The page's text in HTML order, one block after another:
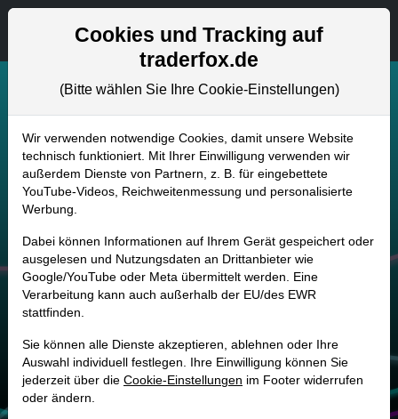
Aktien- und Artikelsuche
Übersicht über
unsere
Börsensoftware-
Applikationen
So kannst Du unsere Trading-Plattform einsetzen,
um erfolgreich an den Märkten zu handeln! Unsere
Cookies und Tracking auf
traderfox.de
(Bitte wählen Sie Ihre Cookie-Einstellungen)
Wir verwenden notwendige Cookies, damit unsere Website
technisch funktioniert. Mit Ihrer Einwilligung verwenden wir
außerdem Dienste von Partnern, z. B. für eingebettete
YouTube-Videos, Reichweitenmessung und personalisierte
Werbung.
Dabei können Informationen auf Ihrem Gerät gespeichert oder
ausgelesen und Nutzungsdaten an Drittanbieter wie
Google/YouTube oder Meta übermittelt werden. Eine
Verarbeitung kann auch außerhalb der EU/des EWR
stattfinden.
Sie können alle Dienste akzeptieren, ablehnen oder Ihre
Auswahl individuell festlegen. Ihre Einwilligung können Sie
jederzeit über die Cookie-Einstellungen im Footer widerrufen
oder ändern.